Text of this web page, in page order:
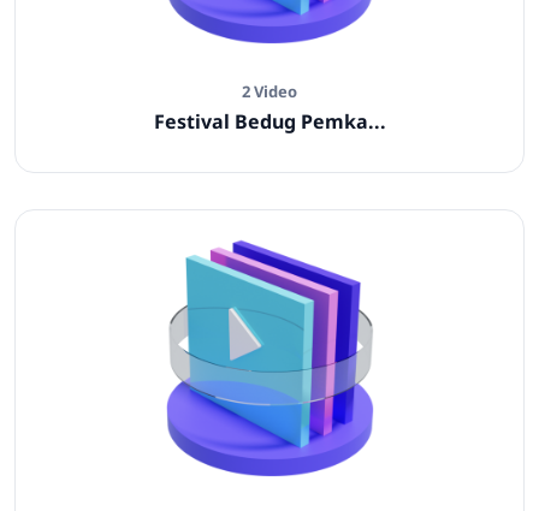
2 Video
Festival Bedug Pemka...